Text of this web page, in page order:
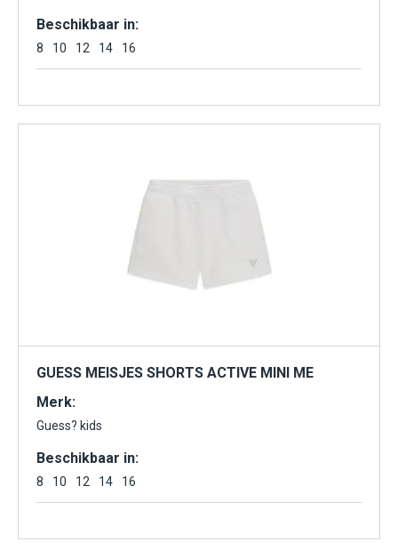
Beschikbaar in:
8 10 12 14 16
GUESS MEISJES SHORTS ACTIVE MINI ME
Merk:
Guess? kids
Beschikbaar in:
8 10 12 14 16